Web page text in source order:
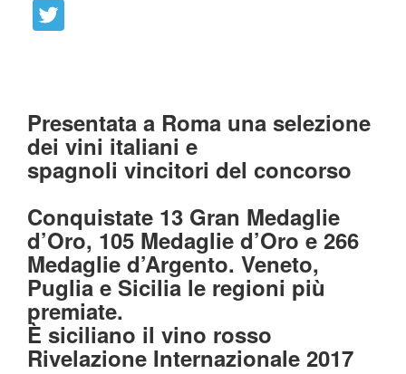
Presentata a Roma una selezione
dei vini italiani e
spagnoli vincitori del concorso
Conquistate 13 Gran Medaglie
d’Oro, 105 Medaglie d’Oro e 266
Medaglie d’Argento. Veneto,
Puglia e Sicilia le regioni più
premiate.
È siciliano il vino rosso
Rivelazione Internazionale 2017